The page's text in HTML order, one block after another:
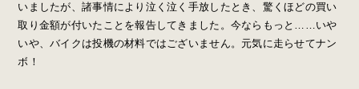
いましたが、諸事情により泣く泣く手放したとき、驚くほどの買い
取り金額が付いたことを報告してきました。今ならもっと……いや
いや、バイクは投機の材料ではございません。元気に走らせてナン
ボ！